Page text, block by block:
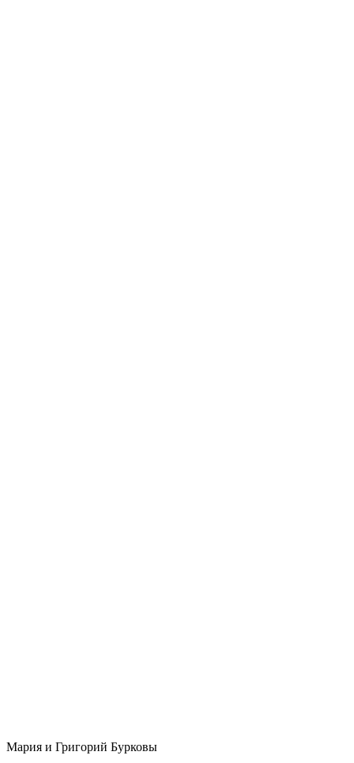
Мария и Григорий Бурковы